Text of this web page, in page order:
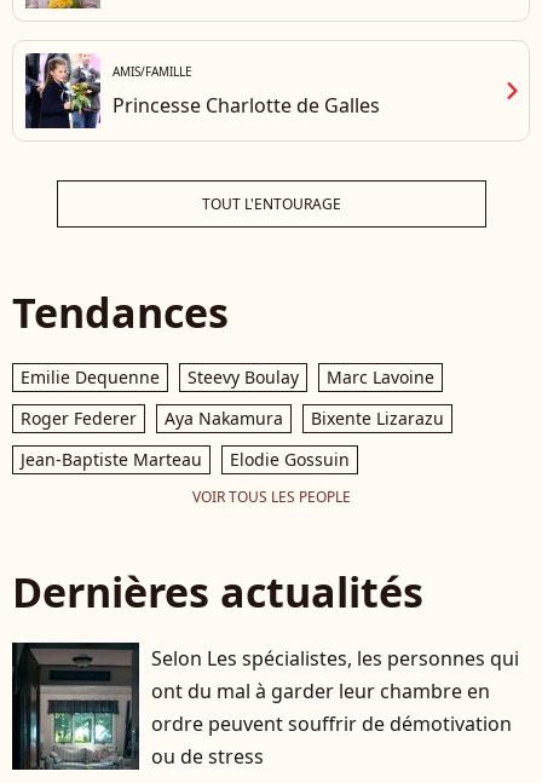
AMIS/FAMILLE
Princesse Charlotte de Galles chevron_right
TOUT L'ENTOURAGE
Tendances
Emilie Dequenne Steevy Boulay
Marc Lavoine
Roger Federer
Aya Nakamura
Bixente Lizarazu
Jean-Baptiste Marteau
Elodie Gossuin
VOIR TOUS LES PEOPLE
Dernières actualités
Selon Les spécialistes, les personnes qui
ont du mal à garder leur chambre en
ordre peuvent souffrir de démotivation
ou de stress